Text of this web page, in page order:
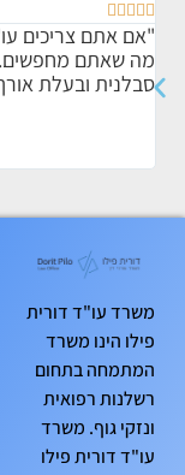





"אם אתם צריכים
מה שאתם מחפשים.
סבלנית ובעלת
משרד עו"ד דורית
פילו הינו משרד
המתמחה בתחום
רשלנות רפואית
ונזקי גוף. משרד
עו"ד דורית פילו